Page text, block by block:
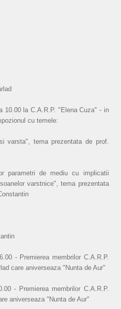
10.00 la C.A.R.P. "Elena Cuza" - in
cu temele:
varsta", tema prezentata de prof.
parametri de mediu cu implicatii
varstnice", tema prezentata
- Premierea membrilor C.A.R.P.
care aniverseaza "Nunta de Aur"
- Premierea membrilor C.A.R.P.
aniverseaza "Nunta de Aur"